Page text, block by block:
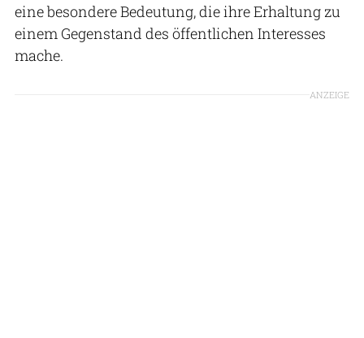
eine besondere Bedeutung, die ihre Erhaltung zu
einem Gegenstand des öffentlichen Interesses
mache.
ANZEIGE